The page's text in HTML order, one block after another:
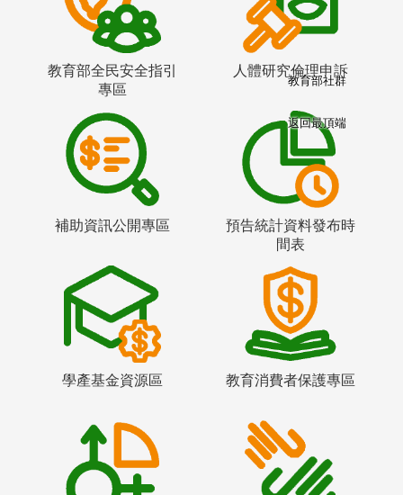
教育部全民安全指引
專區
人體研究倫理申訴
補助資訊公開專區
預告統計資料發布時
間表
學產基金資源區 教育消費者保護專區
教育部社群
返回最頂端